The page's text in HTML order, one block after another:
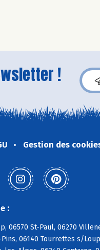
!
Gestion des
:
St-Paul, 06270
06140 Tourrettes s/